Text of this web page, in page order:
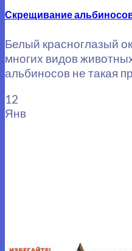
Скрещивание
Белый красноглазый
многих видов
альбиносов не такая
12
Янв